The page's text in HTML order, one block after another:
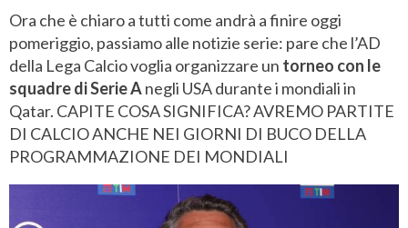
Ora che è chiaro a tutti come andrà a finire oggi
pomeriggio, passiamo alle notizie serie: pare che l’AD
della Lega Calcio voglia organizzare un torneo con le
squadre di Serie Anegli USA durante i mondiali in
Qatar. CAPITE COSA SIGNIFICA? AVREMO PARTITE
DI CALCIO ANCHE NEI GIORNI DI BUCO DELLA
PROGRAMMAZIONE DEI MONDIALI